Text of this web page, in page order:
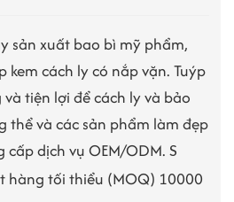
sản xuất bao bì mỹ phẩm,
kem cách ly có nắp vặn. Tuýp
tiện lợi để cách ly và bảo
thể và các sản phẩm làm đẹp
cấp dịch vụ OEM/ODM.S
hàng tối thiểu (MOQ) 10000